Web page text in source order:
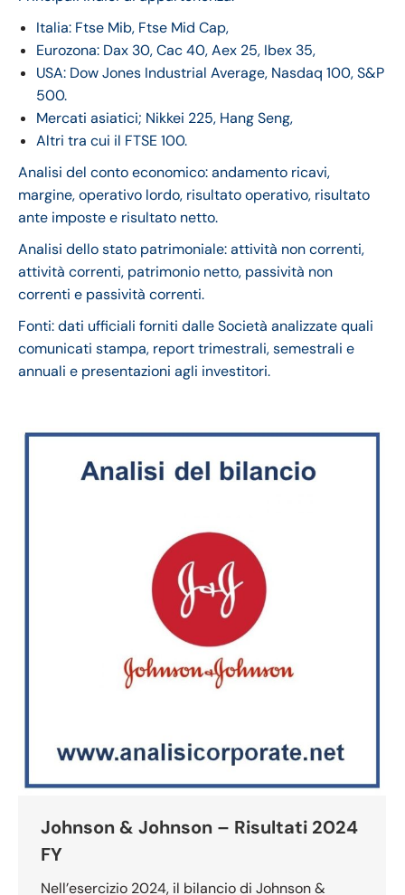
Italia: Ftse Mib, Ftse Mid Cap,
Eurozona: Dax 30, Cac 40, Aex 25, Ibex 35,
USA: Dow Jones Industrial Average, Nasdaq 100, S&P
500.
Mercati asiatici; Nikkei 225, Hang Seng,
Altri tra cui il FTSE 100.
Analisi del conto economico: andamento ricavi,
margine, operativo lordo, risultato operativo, risultato
ante imposte e risultato netto.
Analisi dello stato patrimoniale: attività non correnti,
attività correnti, patrimonio netto, passività non
correnti e passività correnti.
Fonti: dati ufficiali forniti dalle Società analizzate quali
comunicati stampa, report trimestrali, semestrali e
annuali e presentazioni agli investitori.
Johnson & Johnson – Risultati 2024
FY
Nell’esercizio 2024, il bilancio di Johnson &